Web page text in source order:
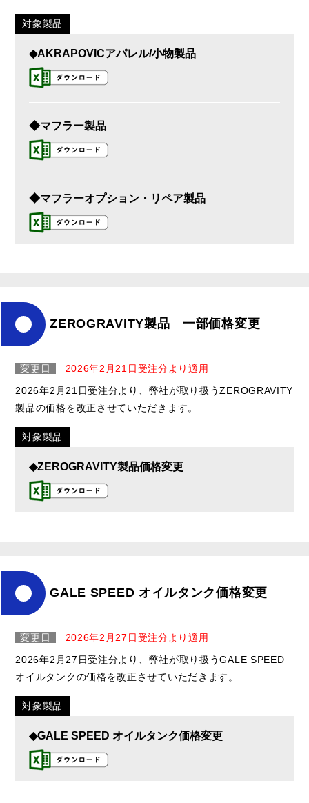
対象製品
◆AKRAPOVICアパレル/小物製品
◆マフラー製品
◆マフラーオプション・リペア製品
ZEROGRAVITY製品 一部価格変更
変更日
2026年2月21日受注分より適用
2026年2月21日受注分より、弊社が取り扱うZEROGRAVITY
製品の価格を改正させていただきます。
対象製品
◆ZEROGRAVITY製品価格変更
GALE SPEED オイルタンク価格変更
変更日
2026年2月27日受注分より適用
2026年2月27日受注分より、弊社が取り扱うGALE SPEED
オイルタンクの価格を改正させていただきます。
対象製品
◆GALE SPEED オイルタンク価格変更